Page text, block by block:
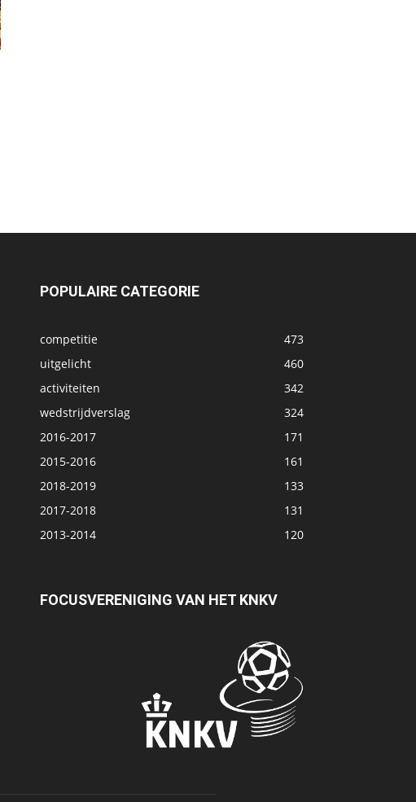
POPULAIRE CATEGORIE
competitie
473
uitgelicht
460
activiteiten
342
wedstrijdverslag
324
2016-2017
171
2015-2016
161
2018-2019
133
2017-2018
131
2013-2014
120
FOCUSVERENIGING VAN HET KNKV